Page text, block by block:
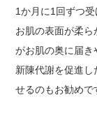
1か月に1回ずつ受
お肌の表面が柔
がお肌の奥に届き
新陳代謝を促進
せるのもお勧めで